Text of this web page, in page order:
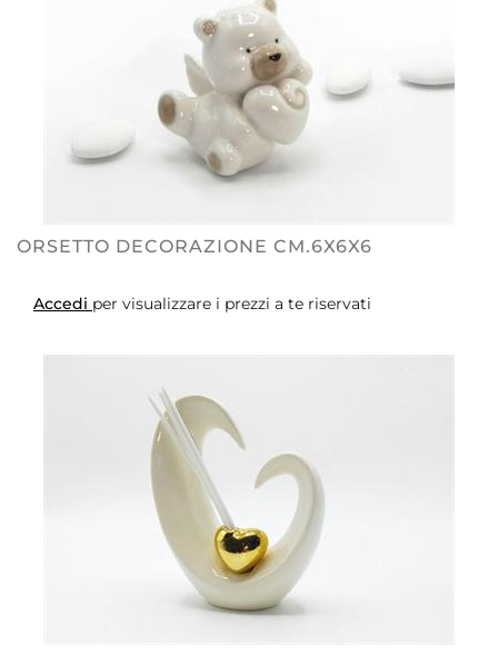
ORSETTO DECORAZIONE CM.6X6X6
Accedi per visualizzare i prezzi a te riservati